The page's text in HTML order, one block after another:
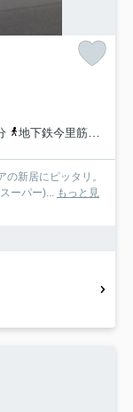
地下鉄今里筋線「新森古市」駅 徒歩17分
の新居にピッタリ。
ーパー)... もっと見